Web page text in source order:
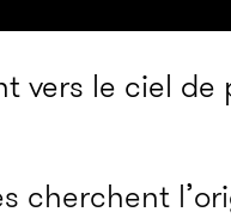
vers le ciel
cherchent